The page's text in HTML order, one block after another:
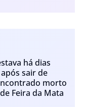
há dias
sair de
morto
Feira da Mata